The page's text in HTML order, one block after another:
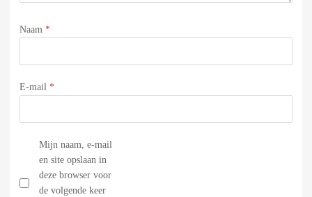
Naam *
E-mail *
Mijn naam, e-mail
en site opslaan in
deze browser voor
de volgende keer